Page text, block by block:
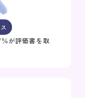
が評価書を取